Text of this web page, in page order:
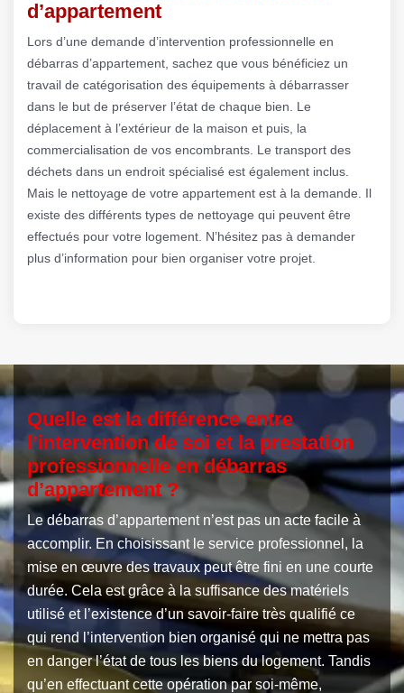
d’appartement
Lors d’une demande d’intervention professionnelle en
débarras d’appartement, sachez que vous bénéficiez un
travail de catégorisation des équipements à débarrasser
dans le but de préserver l’état de chaque bien. Le
déplacement à l’extérieur de la maison et puis, la
commercialisation de vos encombrants. Le transport des
déchets dans un endroit spécialisé est également inclus.
Mais le nettoyage de votre appartement est à la demande. Il
existe des différents types de nettoyage qui peuvent être
effectués pour votre logement. N’hésitez pas à demander
plus d’information pour bien organiser votre projet.
Quelle est la différence entre
l’intervention de soi et la prestation
professionnelle en débarras
d’appartement ?
Le débarras d’appartement n’est pas un acte facile à
accomplir. En choisissant le service professionnel, la
mise en œuvre des travaux peut être fini en une courte
durée. Cela est grâce à la suffisance des matériels
utilisé et l’existence d’un savoir-faire très qualifié ce
qui rend l’intervention bien organisé qui ne mettra pas
en danger l’état de tous les biens du logement. Tandis
qu’en effectuant cette opération par soi-même,